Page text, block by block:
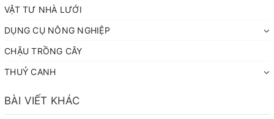
VẬT TƯ NHÀ LƯỚI
DỤNG CỤ NÔNG NGHIỆP
CHẬU TRỒNG CÂY
THUỶ CANH
BÀI VIẾT KHÁC